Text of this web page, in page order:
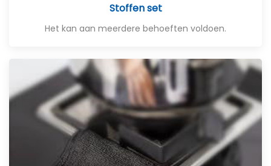
Stoffen set
Het kan aan meerdere behoeften voldoen.